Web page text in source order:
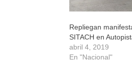
Repliegan
SITACH en
abril 4, 2019
En "Nacional"